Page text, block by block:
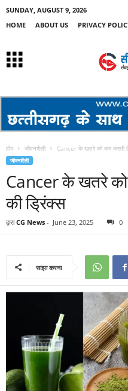
SUNDAY, AUGUST 9, 2026
HOME
ABOUT US PRIVACY
होम जीवनशैली Cancer के खतरे को कम करती
जीवनशैली
Cancer के खतरे
की ड्र‍िंक्‍स
द्वारा CG News - June 23, 2025 0
साझा करना